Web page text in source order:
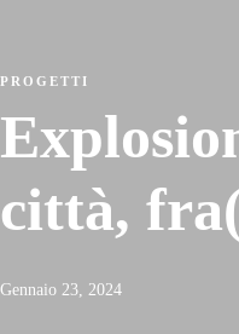
PROGETTI
città,
Gennaio 23, 2024